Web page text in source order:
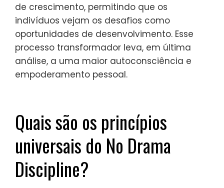
de crescimento, permitindo que os
indivíduos vejam os desafios como
oportunidades de desenvolvimento. Esse
processo transformador leva, em última
análise, a uma maior autoconsciência e
empoderamento pessoal.